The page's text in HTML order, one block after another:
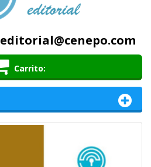
editorial@cenepo.com
Carrito